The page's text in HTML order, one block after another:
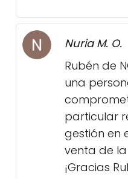
Nuria M. O.
Rubén de
una
particular
gestión en
venta de la
¡Gracias